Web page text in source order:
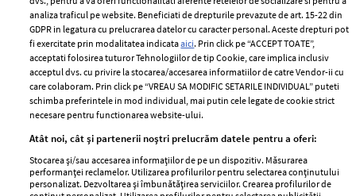
Despre ELLE
Romania
Contact
Abonamente
confidențialitate
Politica de cookies
Publicitate
GSP
Unica
femei
Viva
analiza traficul pe website. Beneficiati de drepturile prevazute de art. 15-22 din
GDPR in legatura cu prelucrarea datelor cu caracter personal. Aceste drepturi pot
fi exercitate prin modalitatea indicataaici. Prin click pe “ACCEPT TOATE”,
acceptati folosirea tuturor Tehnologiilor de tip Cookie, care implica inclusiv
acceptul dvs. cu privire la stocarea/accesarea informatiilor de catre Vendor-ii cu
care colaboram. Prin click pe “VREAU SA MODIFIC SETARILE INDIVIDUAL” puteti
schimba preferintele in mod individual, mai putin cele legate de cookie strict
necesare pentru functionarea website-ului.
Atât noi, cât și partenerii noștri prelucrăm datele pentru a oferi:
Stocarea și/sau accesarea informațiilor de pe un dispozitiv. Măsurarea
performanței reclamelor. Utilizarea profilurilor pentru selectarea conținutului
personalizat. Dezvoltarea și îmbunătățirea serviciilor. Crearea profilurilor de